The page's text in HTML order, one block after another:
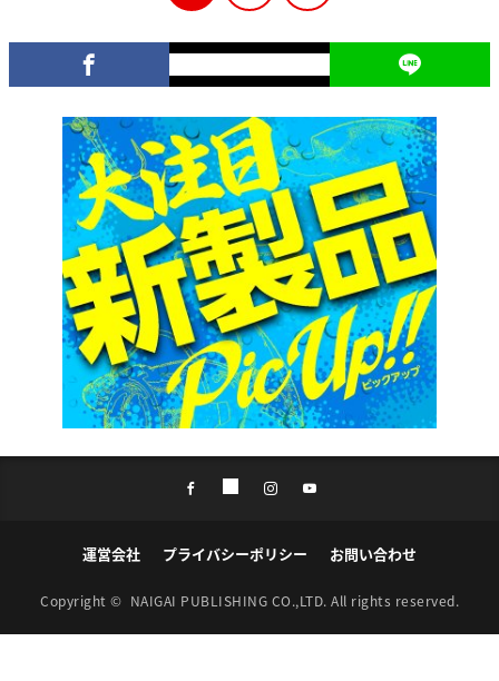
運営会社 プライバシーポリシー お問い合わせ
Copyright © NAIGAI PUBLISHING CO.,LTD. All rights reserved.